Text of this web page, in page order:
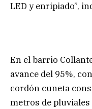
LED y enripiado”,
En el barrio
avance del 95%,
cordón cuneta
metros de